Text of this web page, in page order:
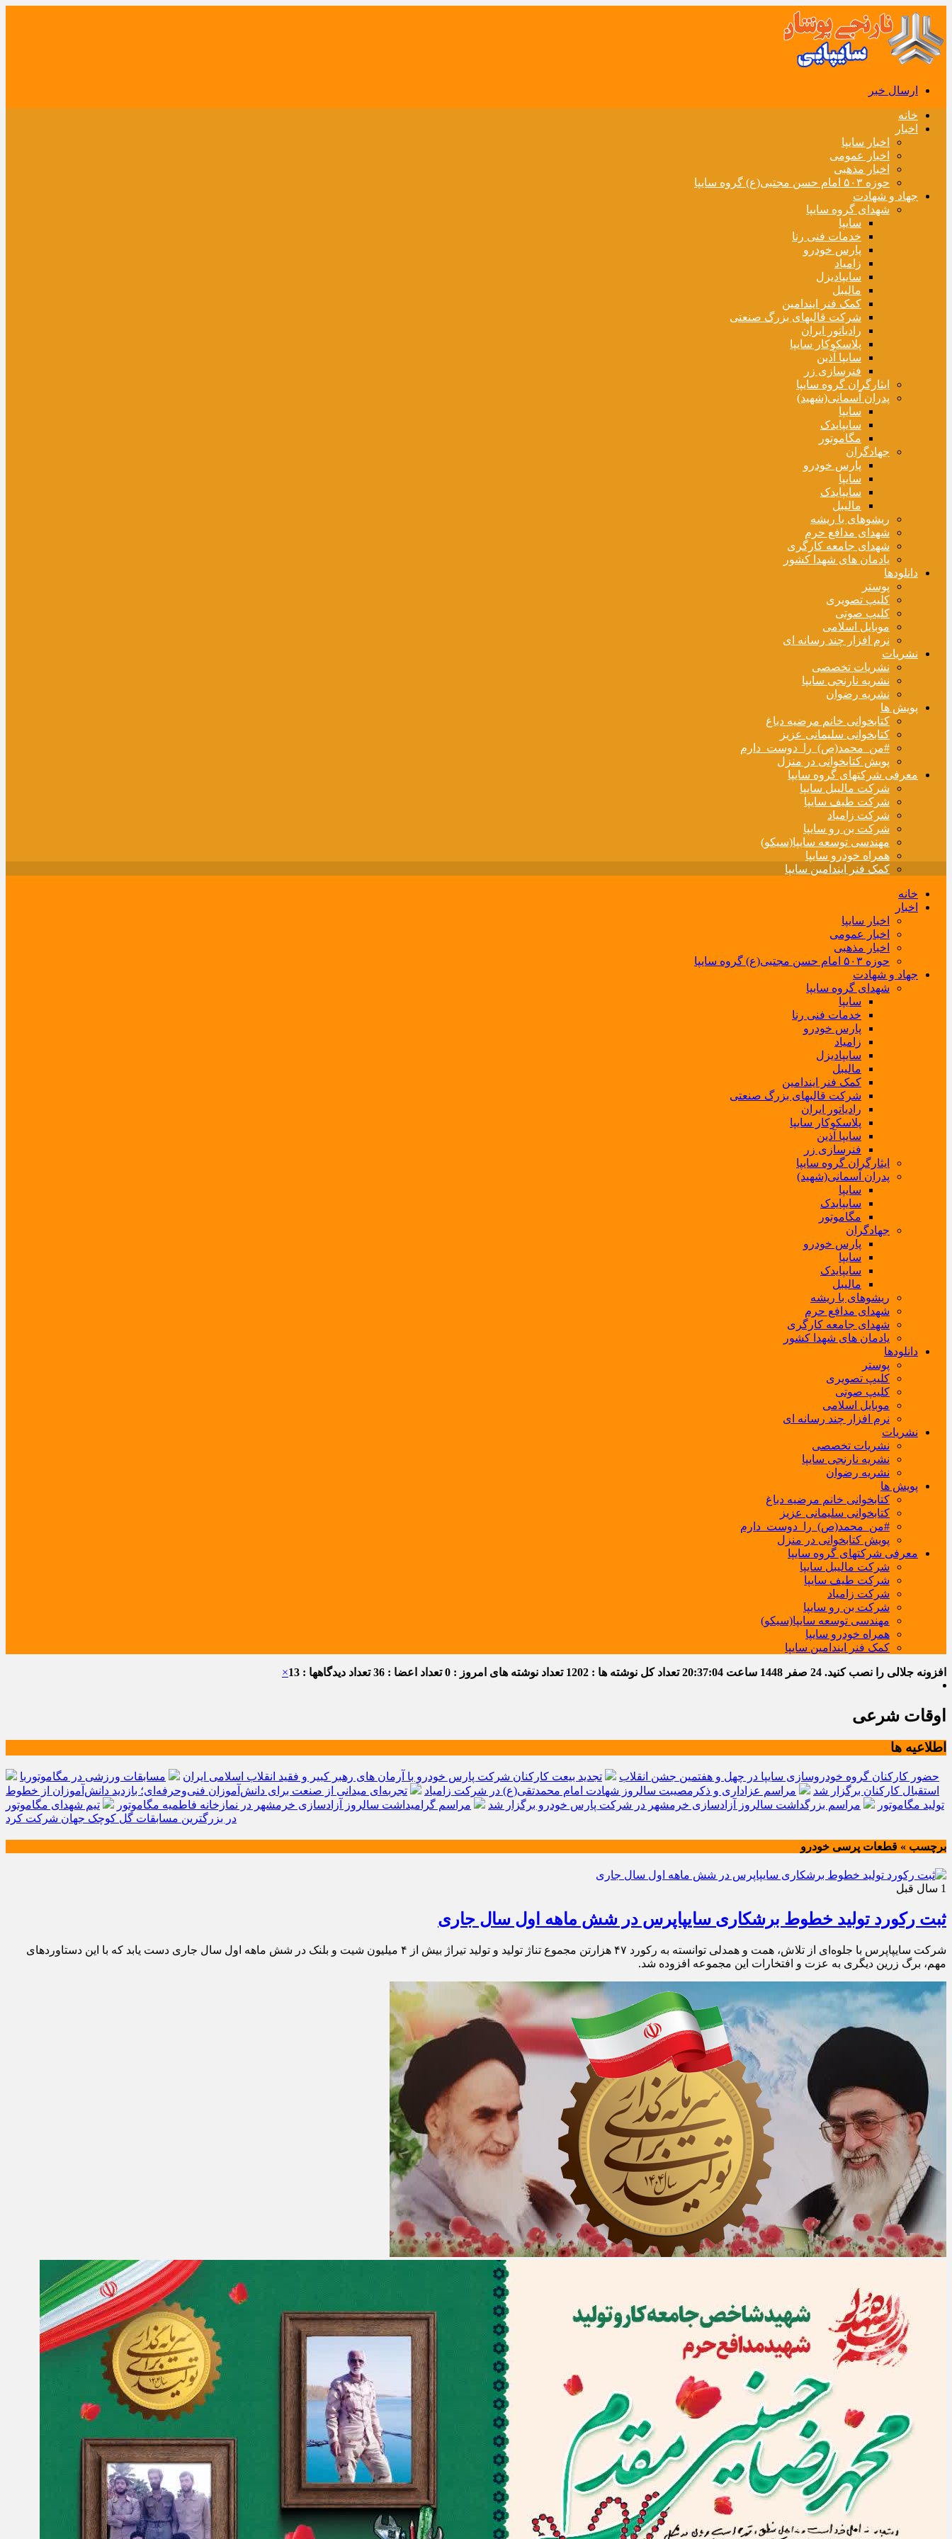
ارسال خبر
خانه
اخبار
اخبار سایپا
اخبار عمومی
اخبار مذهبی
حوزه ۵۰۳ امام حسن مجتبی(ع) گروه سایپا
جهاد و شهادت
شهدای گروه سایپا
سایپا
خدمات فنی رنا
پارس خودرو
زامیاد
سایپادیزل
مالیبل
کمک فنر ایندامین
شرکت قالبهای بزرگ صنعتی
رادیاتور ایران
پلاسکوکار سایپا
سایپا آذین
فنرسازی زر
ایثارگران گروه سایپا
پدران آسمانی(شهید)
سایپا
سایپایدک
مگاموتور
جهادگران
پارس خودرو
سایپا
سایپایدک
مالیبل
ریشوهای با ریشه
شهدای مدافع حرم
شهدای جامعه کارگری
یادمان های شهدا کشور
دانلودها
پوستر
کلیپ تصویری
کلیپ صوتی
موبایل اسلامی
نرم افزار چند رسانه ای
نشریات
نشریات تخصصی
نشریه نارنجی سایپا
نشریه رضوان
پویش ها
کتابخوانی خانم مرضیه دباغ
کتابخوانی سلیمانی عزیز
#من_محمد(ص)_را_دوست_دارم
پویش کتابخوانی در منزل
معرفی شرکتهای گروه سایپا
شرکت مالیبل سایپا
شرکت طیف سایپا
شرکت زامیاد
شرکت بن رو سایپا
مهندسی توسعه سایپا(سیکو)
همراه خودرو سایپا
کمک فنر ایندامین سایپا
خانه
اخبار
اخبار سایپا
اخبار عمومی
اخبار مذهبی
حوزه ۵۰۳ امام حسن مجتبی(ع) گروه سایپا
جهاد و شهادت
شهدای گروه سایپا
سایپا
خدمات فنی رنا
پارس خودرو
زامیاد
سایپادیزل
مالیبل
کمک فنر ایندامین
شرکت قالبهای بزرگ صنعتی
رادیاتور ایران
پلاسکوکار سایپا
سایپا آذین
فنرسازی زر
ایثارگران گروه سایپا
پدران آسمانی(شهید)
سایپا
سایپایدک
مگاموتور
جهادگران
پارس خودرو
سایپا
سایپایدک
مالیبل
ریشوهای با ریشه
شهدای مدافع حرم
شهدای جامعه کارگری
یادمان های شهدا کشور
دانلودها
پوستر
کلیپ تصویری
کلیپ صوتی
موبایل اسلامی
نرم افزار چند رسانه ای
نشریات
نشریات تخصصی
نشریه نارنجی سایپا
نشریه رضوان
پویش ها
کتابخوانی خانم مرضیه دباغ
کتابخوانی سلیمانی عزیز
#من_محمد(ص)_را_دوست_دارم
پویش کتابخوانی در منزل
معرفی شرکتهای گروه سایپا
شرکت مالیبل سایپا
شرکت طیف سایپا
شرکت زامیاد
شرکت بن رو سایپا
مهندسی توسعه سایپا(سیکو)
همراه خودرو سایپا
کمک فنر ایندامین سایپا
افزونه جلالی را نصب کنید. 24 صفر 1448 ساعت 20:37:06تعداد کل نوشته ها : 1202 تعداد نوشته های امروز : 0 تعداد اعضا : 36 تعداد دیدگاهها : 13 ×
اوقات شرعی
اطلاعیه ها
حضور کارکنان گروه خودروسازی سایپا در چهل و هفتمین جشن انقلاب تجدید بیعت کارکنان شرکت پارس خودرو با آرمان های رهبر کبیر و فقید انقلاب اسلامی ایران
مسابقات ورزشی در مگاموتوربا
استقبال کارکنان برگزار شد
مراسم عزاداری و ذکرمصیبت سالروز شهادت امام محمدتقی(ع) در شرکت زامیاد
تجربه‌ای میدانی از صنعت برای دانش‌آموزان فنی‌وحرفه‌ای؛ بازدید دانش‌آموزان از خطوط
تولید مگاموتور
مراسم بزرگداشت سالروز آزادسازی خرمشهر در شرکت پارس خودرو برگزار شد مراسم گرامیداشت سالروز آزادسازی خرمشهر در نمازخانه فاطمیه مگاموتور
تیم شهدای مگاموتور
در بزرگترین مسابقات گل کوچک جهان شرکت کرد
برچسب » قطعات پرسی خودرو
1 سال قبل
ثبت رکورد تولید خطوط برشکاری سایپاپرس در شش ماهه اول سال جاری
شرکت سایپاپرس با جلوه‌ای از تلاش، همت و همدلی توانسته به رکورد ۴۷ هزارتن مجموع تناژ تولید و تولید تیراژ بیش از ۴ میلیون شیت و بلنک در شش ماهه اول سال جاری دست یابد که با این دستاوردهای
مهم، برگ زرین دیگری به عزت و افتخارات این مجموعه افزوده شد.